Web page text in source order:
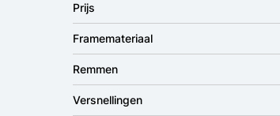
Prijs
Framemateriaal
Remmen
Versnellingen